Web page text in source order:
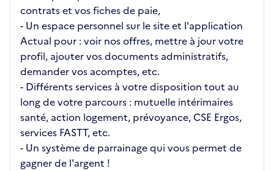
contrats et vos fiches de paie,
- Un espace personnel sur le site et l'application
Actual pour : voir nos offres, mettre à jour votre
profil, ajouter vos documents administratifs,
demander vos acomptes, etc.
- Différents services à votre disposition tout au
long de votre parcours : mutuelle intérimaires
santé, action logement, prévoyance, CSE Ergos,
services FASTT, etc.
- Un système de parrainage qui vous permet de
gagner de l'argent !